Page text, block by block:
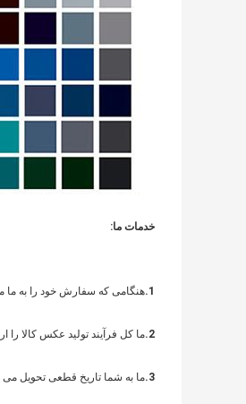
خدمات ما:
1. هنگامی که سفارش خود را به ما
2. ما کل فرآیند تولید عکس کالا را
3. ما به شما تاریخ قطعی تحویل می